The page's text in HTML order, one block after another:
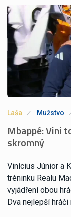
Laša Mužstvo
Mbappé: Vini
skromný
Vinícius Júnior a
tréninku Realu
vyjádření obou
Dva nejlepší hráči